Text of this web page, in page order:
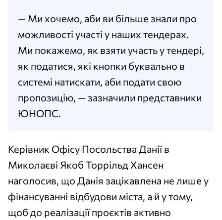
— Ми хочемо, аби ви більше знали про
можливості участі у наших тендерах.
Ми покажемо, як взяти участь у тендері,
як податися, які кнопки буквально в
системі натискати, аби подати свою
пропозицію, — зазначили представники
ЮНОПС.
Керівник Офісу Посольства Данії в
Миколаєві Якоб Торрільд Хансен
наголосив, що Данія зацікавлена не лише у
фінансуванні відбудови міста, а й у тому,
щоб до реалізації проєктів активно